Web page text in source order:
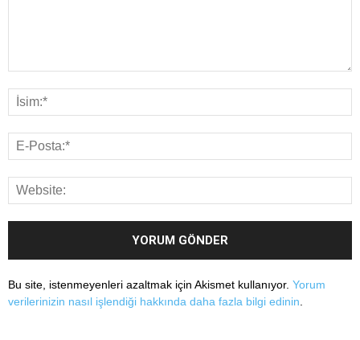
Bu site, istenmeyenleri azaltmak için Akismet kullanıyor. Yorum
verilerinizin nasıl işlendiği hakkında daha fazla bilgi edinin